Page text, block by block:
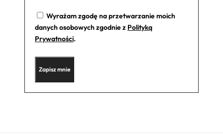
Wyrażam zgodę na przetwarzanie moich
danych osobowych zgodnie z Polityką
Prywatności.